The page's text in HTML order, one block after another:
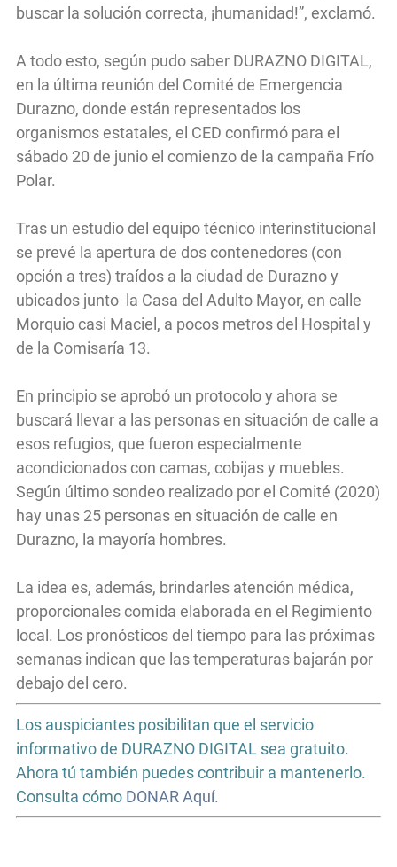
buscar la solución correcta, ¡humanidad!”, exclamó.
A todo esto, según pudo saber DURAZNO DIGITAL,
en la última reunión del Comité de Emergencia
Durazno, donde están representados los
organismos estatales, el CED confirmó para el
sábado 20 de junio el comienzo de la campaña Frío
Polar.
Tras un estudio del equipo técnico interinstitucional
se prevé la apertura de dos contenedores (con
opción a tres) traídos a la ciudad de Durazno y
ubicados junto la Casa del Adulto Mayor, en calle
Morquio casi Maciel, a pocos metros del Hospital y
de la Comisaría 13.
En principio se aprobó un protocolo y ahora se
buscará llevar a las personas en situación de calle a
esos refugios, que fueron especialmente
acondicionados con camas, cobijas y muebles.
Según último sondeo realizado por el Comité (2020)
hay unas 25 personas en situación de calle en
Durazno, la mayoría hombres.
La idea es, además, brindarles atención médica,
proporcionales comida elaborada en el Regimiento
local. Los pronósticos del tiempo para las próximas
semanas indican que las temperaturas bajarán por
debajo del cero.
Los auspiciantes posibilitan que el servicio
informativo de DURAZNO DIGITAL sea gratuito.
Ahora tú también puedes contribuir a mantenerlo.
Consulta cómo DONAR Aquí.